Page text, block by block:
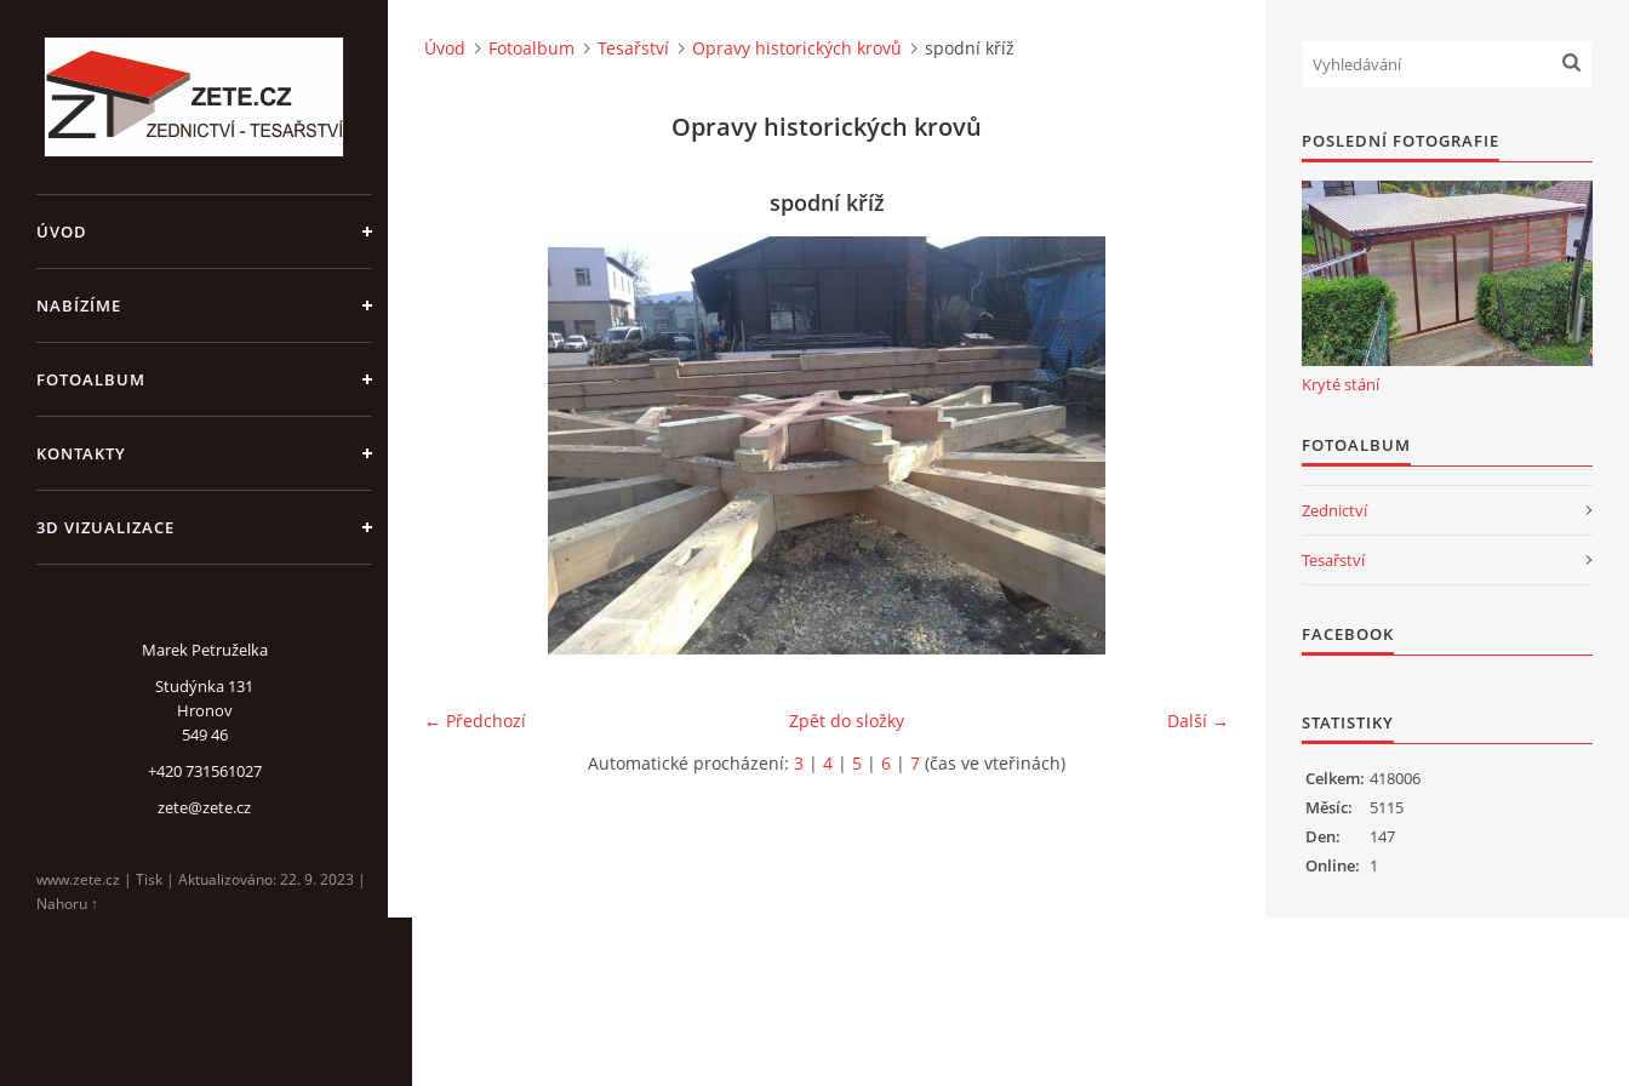
ÚVOD
NABÍZÍME
FOTOALBUM
KONTAKTY
3D VIZUALIZACE
Marek Petruželka
Studýnka 131
Hronov
549 46
+420 731561027
zete@zete.cz
www.zete.cz | Tisk | Aktualizováno: 22. 9. 2023 |
Nahoru ↑
Úvod Fotoalbum Tesařství Opravy historických krovů spodní kříž
Opravy historických krovů
spodní kříž
← Předchozí Další →
Zpět do složky
Automatické procházení: 3 | 4 | 5 | 6 | 7 (čas ve vteřinách)
POSLEDNÍ FOTOGRAFIE
Kryté stání
FOTOALBUM
Zednictví
Tesařství
FACEBOOK
STATISTIKY
Online: 1
Celkem: 418006
Měsíc:
5115
Den:
147